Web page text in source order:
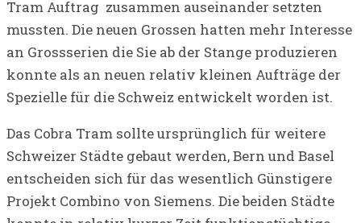
Tram Auftrag zusammen auseinander setzten
mussten. Die neuen Grossen hatten mehr Interesse
an Grossserien die Sie ab der Stange produzieren
konnte als an neuen relativ kleinen Aufträge der
Spezielle für die Schweiz entwickelt worden ist.
Das Cobra Tram sollte ursprünglich für weitere
Schweizer Städte gebaut werden, Bern und Basel
entscheiden sich für das wesentlich Günstigere
Projekt Combino von Siemens. Die beiden Städte